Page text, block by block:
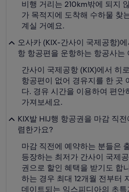
비행 거리는 210km밖에 되지
가 목적지에 도착해 수하물 찾
계실 거예요.
오사카 (KIX-간사이 국제공항)
항 항공편을 운항하는 항공사는
간사이 국제공항 (KIX)에서 히
항공편이 없어 경유지를 한 곳
다. 경유 시간을 이용하여 편안
가져보세요.
KIX발 HIJ행 항공권을 마감 직
렴한가요?
마감 직전에 예약하는 분들은
등장하는 최저가 간사이 국제
권으로 할인 혜택을 받기도 합
하는 경우 최대 12개월 전부터
데이트되는 익스피디아의 초